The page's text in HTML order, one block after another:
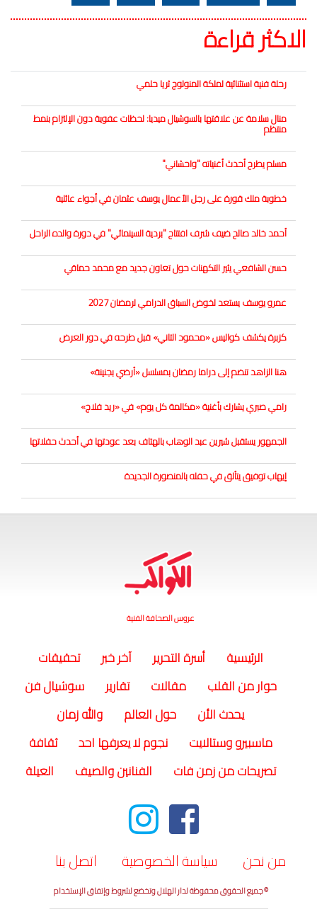
الاكثر قراءة
رحلة فنية استثنائية لملكة المنولوج ثريا حلمي
منال سلامة عن علاقتها بالسوشيال ميديا: لحظات عفوية دون الإلتزام بنمط
منتظم
مسلم يطرح أحدث أغنياته "واحشاني"
خطوبة ملك قورة على رجل الأعمال يوسف عثمان في أجواء عائلية
أحمد خالد صالح ضيف شرف افتتاح "بردية السينمائي" في دورة والده الراحل
حسن الشافعي يثير التكهنات حول تعاون جديد مع محمد حماقي
عمرو يوسف يستعد لخوض السباق الدرامي لرمضان 2027
كزبرة يكشف كواليس «محمود التاني» قبل طرحه في دور العرض
هنا الزاهد تنضم إلى دراما رمضان بمسلسل «أرضي بجنينة»
رامي صبري يشارك بأغنية «مكالمة كل يوم» في «ريد فلاج»
الجمهور يستقبل شيرين عبد الوهاب بالهتاف بعد عودتها في أحدث حفلاتها
إيهاب توفيق يتألق في حفله بالمنصورة الجديدة
عروس الصحافة الفنية
الرئيسية أسرة التحرير آخر خبر
تحقيقات
حوار من القلب
مقالات تقارير
سوشيال فن
يحدث الأن
حول العالم
والله زمان
ماسبيرو وستالايت
نجوم لا يعرفها احد
ثقافة
تصريحات من زمن فات
الفنانين والصيف العيلة
من نحن سياسة الخصوصية اتصل بنا
© جميع الحقوق محفوظة لدار الهلال وتخضع لشروط وإتفاق الإستخدام